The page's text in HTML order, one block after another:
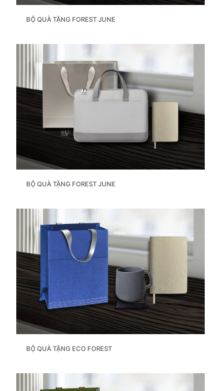
BỘ QUÀ TẶNG FOREST JUNE
BỘ QUÀ TẶNG FOREST JUNE
BỘ QUÀ TẶNG ECO FOREST